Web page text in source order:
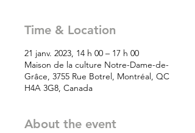
Time & Location
21 janv. 2023, 14 h 00 – 17 h 00
Maison de la culture Notre-Dame-de-
Grâce, 3755 Rue Botrel, Montréal, QC
H4A 3G8, Canada
About the event